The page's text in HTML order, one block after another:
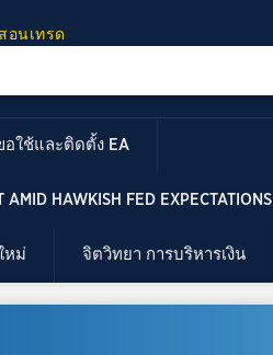
อนเทรด
อใช้และติดตั้ง EA
HAWKISH FED EXPECTATIONS
หม่ จิตวิทยา การบริหารเงิน